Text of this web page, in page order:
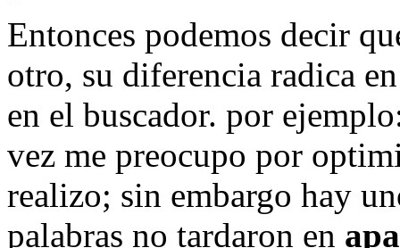
Entonces podemos decir
otro, su diferencia radica
en el buscador. por
vez me preocupo por
realizo; sin embargo hay
palabras no tardaron en